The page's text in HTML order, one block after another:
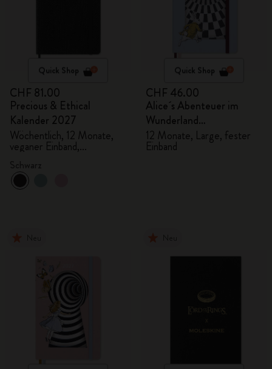
Quick Shop
CHF 81.00
Precious & Ethical
Kalender 2027
Wöchentlich, 12 Monate,
veganer Einband,
Geschenkbox
Quick Shop
CHF 46.00
Alice´s Abenteuer im
Wunderland
Tageskalender 2027
12 Monate, Large, fester
Einband